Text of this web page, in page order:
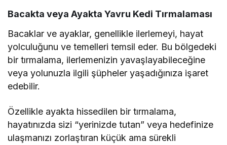
Bacakta veya Ayakta Yavru Kedi Tırmalaması
Bacaklar ve ayaklar, genellikle ilerlemeyi, hayat
yolculuğunu ve temelleri temsil eder. Bu bölgedeki
bir tırmalama, ilerlemenizin yavaşlayabileceğine
veya yolunuzla ilgili şüpheler yaşadığınıza işaret
edebilir.
Özellikle ayakta hissedilen bir tırmalama,
hayatınızda sizi “yerinizde tutan” veya hedefinize
ulaşmanızı zorlaştıran küçük ama sürekli